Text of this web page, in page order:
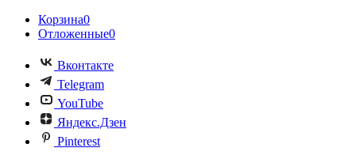
Корзина0
Отложенные0
Вконтакте
Telegram
YouTube
Яндекс.Дзен
Pinterest